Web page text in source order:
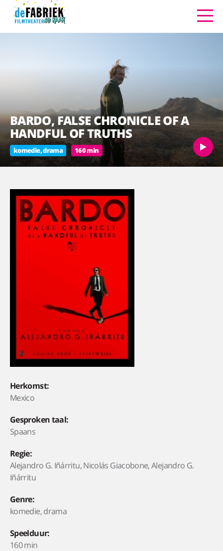
BARDO, FALSE CHRONICLE OF A
HANDFUL OF TRUTHS
komedie, drama 160 min
Herkomst:
Mexico
Gesproken taal:
Spaans
Regie:
Alejandro G. Iñárritu, Nicolás Giacobone, Alejandro G.
Iñárritu
Genre:
komedie, drama
Speelduur:
160 min